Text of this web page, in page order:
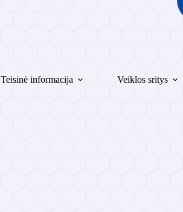
Teisinė informacija Veiklos sritys